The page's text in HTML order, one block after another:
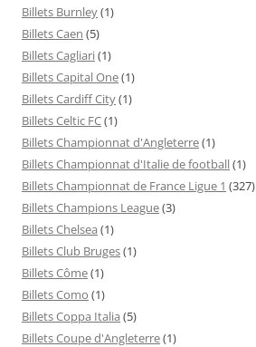
Billets Burnley(1)
Billets Caen (5)
Billets Cagliari(1)
Billets Capital One(1)
Billets Cardiff City(1)
Billets Celtic FC(1)
Billets Championnat d'Angleterre(1)
Billets Championnat d'Italie de football(1)
Billets Championnat de France Ligue 1 (327)
Billets Champions League(3)
Billets Chelsea (1)
Billets Club Bruges(1)
Billets Côme(1)
Billets Como (1)
Billets Coppa Italia (5)
Billets Coupe d'Angleterre(1)